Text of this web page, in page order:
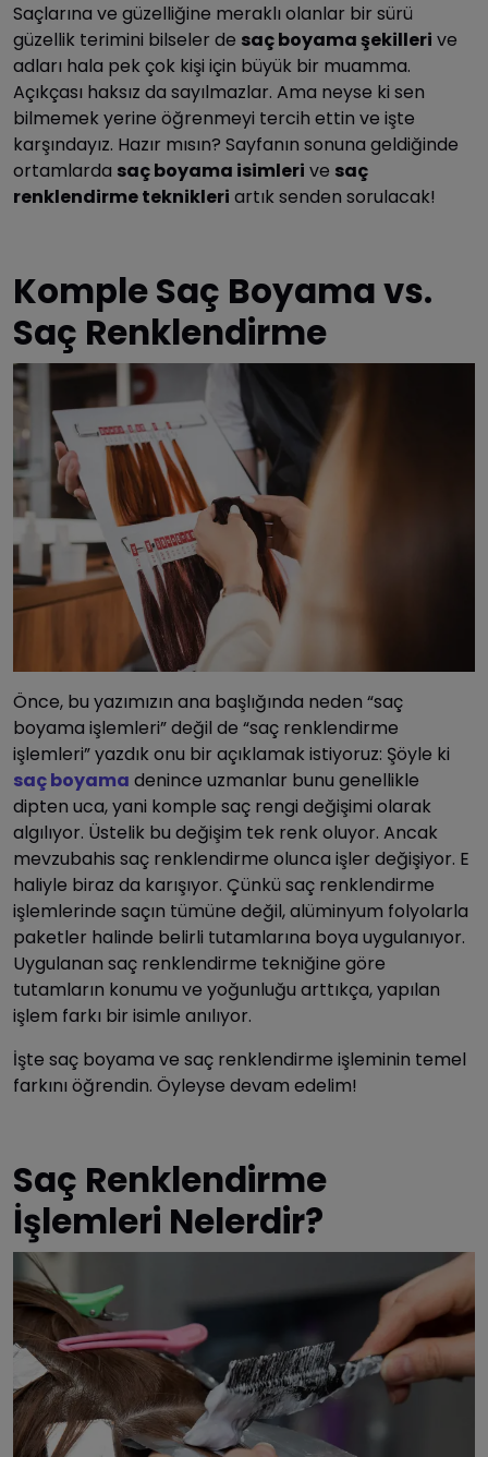
Saçlarına ve güzelliğine meraklı olanlar bir sürü
güzellik terimini bilseler de saç boyama şekilleri ve
adları hala pek çok kişi için büyük bir muamma.
Açıkçası haksız da sayılmazlar. Ama neyse ki sen
bilmemek yerine öğrenmeyi tercih ettin ve işte
karşındayız. Hazır mısın? Sayfanın sonuna geldiğinde
ortamlarda saç boyama isimleri ve saç
renklendirme teknikleri artık senden sorulacak!
Komple Saç Boyama vs.
Saç Renklendirme
Önce, bu yazımızın ana başlığında neden “saç
boyama işlemleri” değil de “saç renklendirme
işlemleri” yazdık onu bir açıklamak istiyoruz: Şöyle ki
saç boyama denince uzmanlar bunu genellikle
dipten uca, yani komple saç rengi değişimi olarak
algılıyor. Üstelik bu değişim tek renk oluyor. Ancak
mevzubahis saç renklendirme olunca işler değişiyor. E
haliyle biraz da karışıyor. Çünkü saç renklendirme
işlemlerinde saçın tümüne değil, alüminyum folyolarla
paketler halinde belirli tutamlarına boya uygulanıyor.
Uygulanan saç renklendirme tekniğine göre
tutamların konumu ve yoğunluğu arttıkça, yapılan
işlem farkı bir isimle anılıyor.
İşte saç boyama ve saç renklendirme işleminin temel
farkını öğrendin. Öyleyse devam edelim!
Saç Renklendirme
İşlemleri Nelerdir?